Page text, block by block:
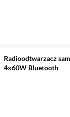
Radioodtwarzacz
4x60W Bluetooth